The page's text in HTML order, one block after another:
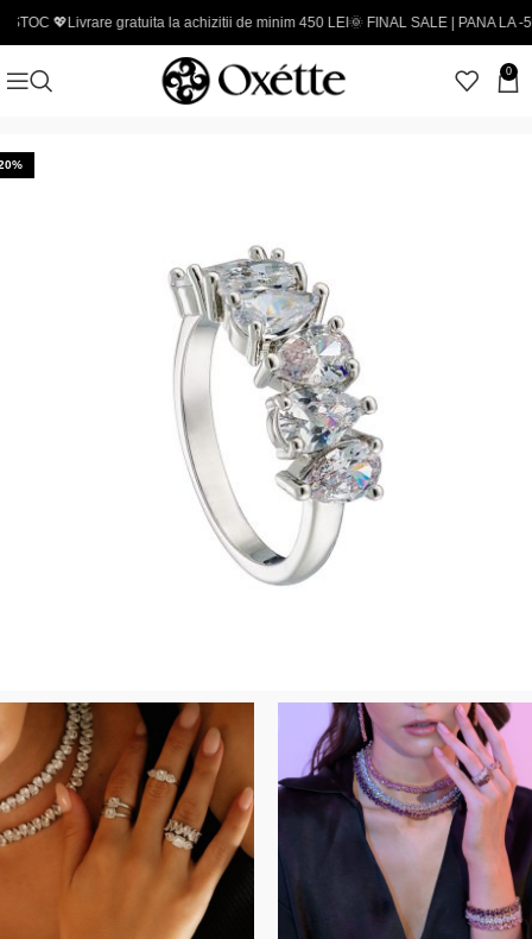
gratuita la achizitii de minim 450 LEI🌞 FINAL SALE | PANA LA -50% - Coduri
0